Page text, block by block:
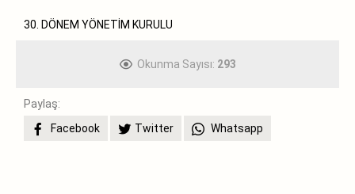
30. DÖNEM YÖNETİM KURULU
Okunma Sayısı: 293
Paylaş:
Facebook
Twitter Whatsapp